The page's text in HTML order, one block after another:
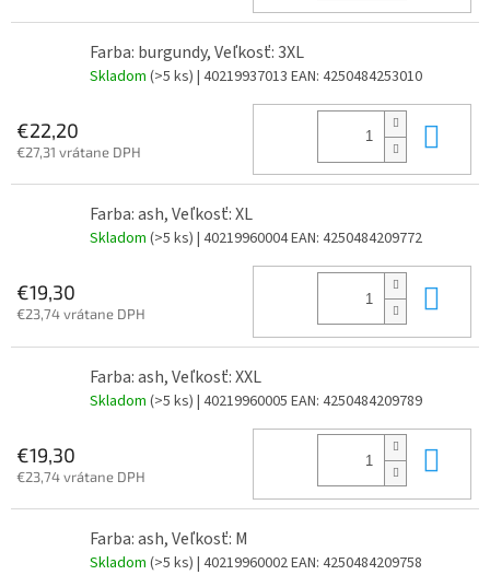
Farba: burgundy, Veľkosť: 3XL
Skladom (>5 ks) | 40219937013 EAN: 4250484253010
€22,20
€27,31 vrátane DPH
Farba: ash, Veľkosť: XL
Skladom (>5 ks) | 40219960004EAN: 4250484209772
€19,30
€23,74 vrátane DPH
Farba: ash, Veľkosť: XXL
Skladom (>5 ks) | 40219960005 EAN: 4250484209789
€19,30
€23,74 vrátane DPH
Farba: ash, Veľkosť: M
Skladom (>5 ks) | 40219960002EAN: 4250484209758